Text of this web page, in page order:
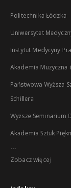
Politechnika Łódzka
Uniwersytet
Instytut Medycyny
Akademia Muzyczna
Państwowa Wyższa
Schillera
Wyższe Seminarium
Akademia Sztuk
...
Zobacz więcej